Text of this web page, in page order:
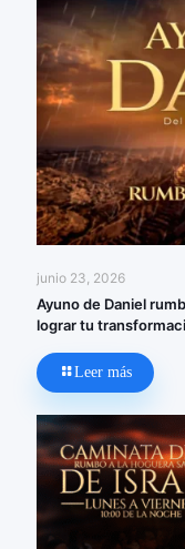
junio 23, 2026
Ayuno de Daniel
lograr tu
Leer más